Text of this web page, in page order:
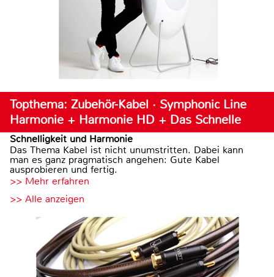
Topthema: Zubehör-Kabel · Symphonic Line
Harmonie + Harmonie HD + Das Schnelle
Schnelligkeit und Harmonie
Das Thema Kabel ist nicht unumstritten. Dabei kann
man es ganz pragmatisch angehen: Gute Kabel
ausprobieren und fertig.
>> Mehr erfahren
>> Alle anzeigen